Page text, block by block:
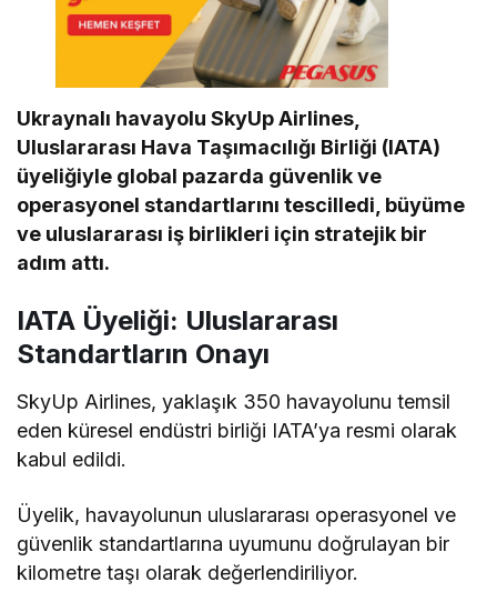
Ukraynalı havayolu SkyUp Airlines,
Uluslararası Hava Taşımacılığı Birliği (IATA)
üyeliğiyle global pazarda güvenlik ve
operasyonel standartlarını tescilledi, büyüme
ve uluslararası iş birlikleri için stratejik bir
adım attı.
IATA Üyeliği: Uluslararası
Standartların Onayı
SkyUp Airlines, yaklaşık 350 havayolunu temsil
eden küresel endüstri birliği IATA’ya resmi olarak
kabul edildi.
Üyelik, havayolunun uluslararası operasyonel ve
güvenlik standartlarına uyumunu doğrulayan bir
kilometre taşı olarak değerlendiriliyor.